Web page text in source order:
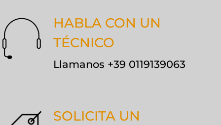
HABLA CON UN
TÉCNICO
Llamanos +39 0119139063
SOLICITA UN